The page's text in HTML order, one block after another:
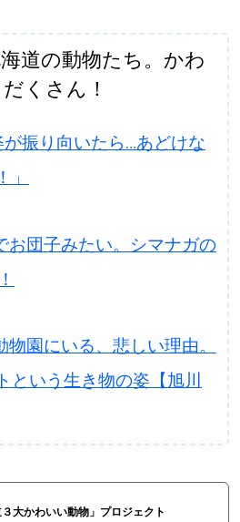
道の動物たち。かわ
くさん！
振り向いたら…あどけな
お団子みたい。シマナガの
園にいる、悲しい理由。
という生き物の姿【旭川
３大かわいい動物」プロジェクト